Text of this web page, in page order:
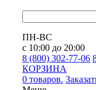
ПН-ВС
с 10:00 до 20:00
8 (800) 302-77-06
КОРЗИНА
0 товаров.